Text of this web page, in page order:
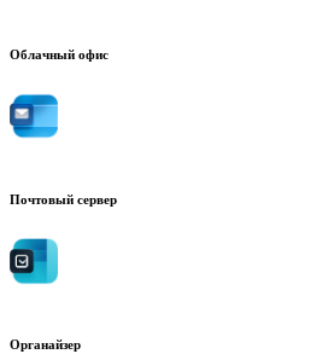
Облачный офис
Почтовый сервер
Органайзер